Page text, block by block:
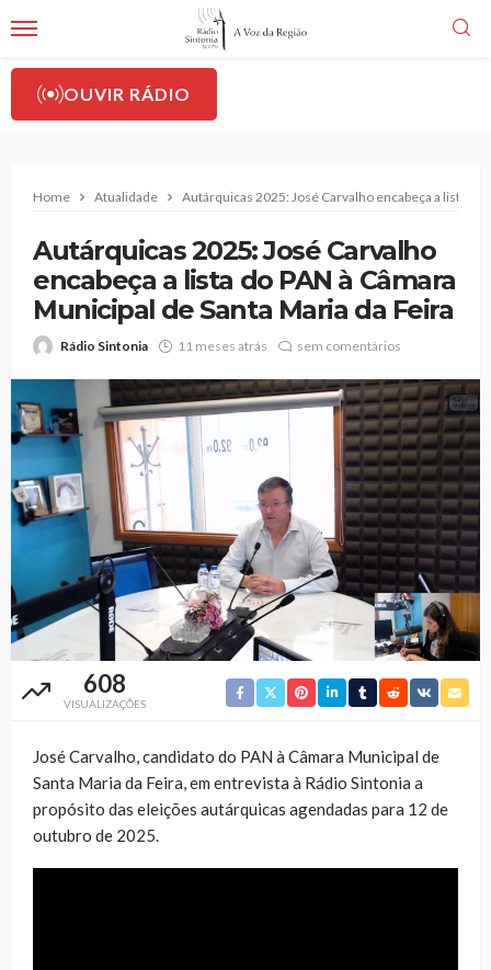
OUVIR RÁDIO
Home Atualidade Autárquicas 2025: José Carvalho encabeça a lista do
Autárquicas 2025: José Carvalho
encabeça a lista do PAN à Câmara
Municipal de Santa Maria da Feira
Rádio Sintonia 11 meses atrás sem comentários
608
VISUALIZAÇÕES
José Carvalho, candidato do PAN à Câmara Municipal de
Santa Maria da Feira, em entrevista à Rádio Sintonia a
propósito das eleições autárquicas agendadas para 12 de
outubro de 2025.